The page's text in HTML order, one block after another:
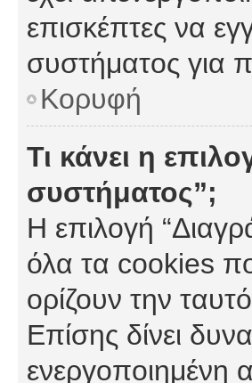
επισκέπτες να
συστήματος για
Κορυφή
Τι κάνει η
συστήματος”;
Η επιλογή
όλα τα cookies
ορίζουν την
Επίσης δίνει
ενεργοποιημένη